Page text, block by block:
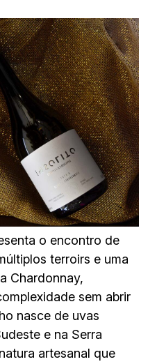
o encontro de
terroirs e uma
Chardonnay,
sem abrir
nasce de uvas
e na Serra
artesanal que